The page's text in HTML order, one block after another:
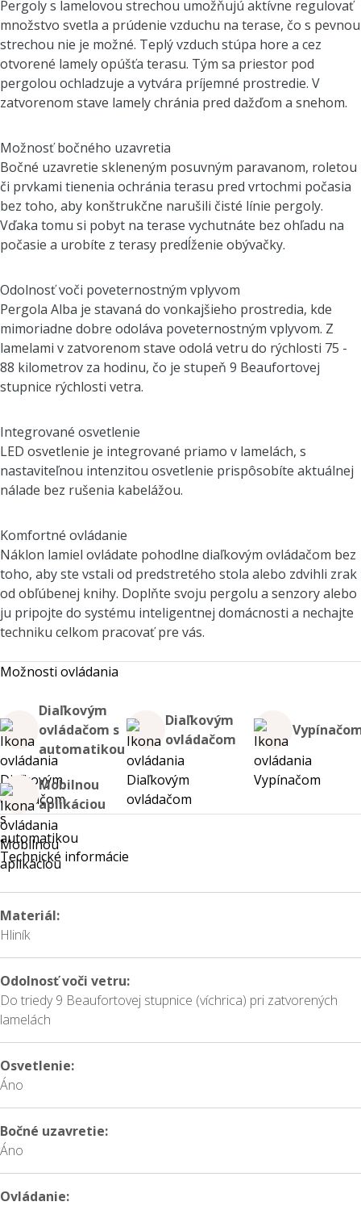
Pergoly s lamelovou strechou umožňujú aktívne regulovať
množstvo svetla a prúdenie vzduchu na terase, čo s pevnou
strechou nie je možné. Teplý vzduch stúpa hore a cez
otvorené lamely opúšťa terasu. Tým sa priestor pod
pergolou ochladzuje a vytvára príjemné prostredie. V
zatvorenom stave lamely chránia pred dažďom a snehom.
Možnosť bočného uzavretia
Bočné uzavretie skleneným posuvným paravanom, roletou
či prvkami tienenia ochránia terasu pred vrtochmi počasia
bez toho, aby konštrukčne narušili čisté línie pergoly.
Vďaka tomu si pobyt na terase vychutnáte bez ohľadu na
počasie a urobíte z terasy predĺženie obývačky.
Odolnosť voči poveternostným vplyvom
Pergola Alba je stavaná do vonkajšieho prostredia, kde
mimoriadne dobre odoláva poveternostným vplyvom. Z
lamelami v zatvorenom stave odolá vetru do rýchlosti 75 -
88 kilometrov za hodinu, čo je stupeň 9 Beaufortovej
stupnice rýchlosti vetra.
Integrované osvetlenie
LED osvetlenie je integrované priamo v lamelách, s
nastaviteľnou intenzitou osvetlenie prispôsobíte aktuálnej
nálade bez rušenia kabelážou.
Komfortné ovládanie
Náklon lamiel ovládate pohodlne diaľkovým ovládačom bez
toho, aby ste vstali od predstretého stola alebo zdvihli zrak
od obľúbenej knihy. Doplňte svoju pergolu a senzory alebo
ju pripojte do systému inteligentnej domácnosti a nechajte
techniku celkom pracovať pre vás.
Možnosti ovládania
Diaľkovým
ovládačom s
automatikou
Diaľkovým
ovládačom
Mobilnou
aplikáciou
Technické informácie
Materiál:
Hliník
Odolnosť voči vetru:
Do triedy 9 Beaufortovej stupnice (víchrica) pri zatvorených
lamelách
Osvetlenie:
Áno
Bočné uzavretie:
Áno
Ovládanie: